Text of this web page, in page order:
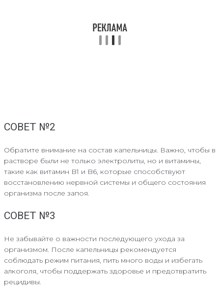
СОВЕТ №2
Обратите внимание на состав капельницы. Важно, чтобы в
растворе были не только электролиты, но и витамины,
такие как витамин B1 и B6, которые способствуют
восстановлению нервной системы и общего состояния
организма после запоя.
СОВЕТ №3
Не забывайте о важности последующего ухода за
организмом. После капельницы рекомендуется
соблюдать режим питания, пить много воды и избегать
алкоголя, чтобы поддержать здоровье и предотвратить
рецидивы.